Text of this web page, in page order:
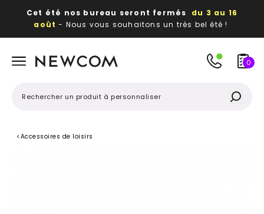
Cet été nos bureau seront fermés du 3 au 16
août - Nous vous souhaitons un très bel été !
publicitaires
0
< Accessoires de loisirs